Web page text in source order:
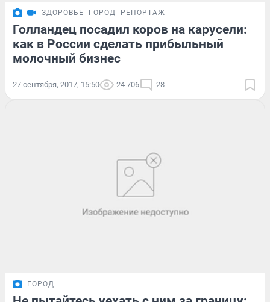
ЗДОРОВЬЕ ГОРОД РЕПОРТАЖ
Голландец посадил коров на карусели:
как в России сделать прибыльный
молочный бизнес
27 сентября, 2017, 15:50 24 706 28
ГОРОД